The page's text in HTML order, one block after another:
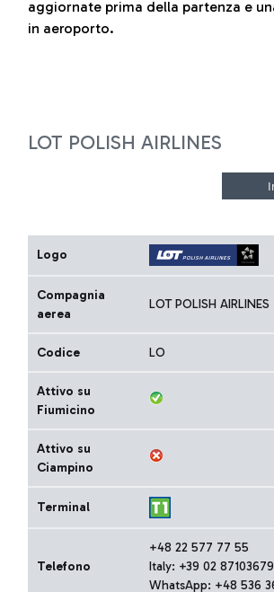
aggiornate prima della partenza e
in aeroporto.
LOT POLISH AIRLINES
Logo
Compagnia
aerea
LOT POLISH AIRLINES
Codice LO
Attivo su
Fiumicino
Attivo su
Ciampino
Terminal
Telefono
+48 22 577 77 55
Italy: +39 02 87103679
WhatsApp: +48 536